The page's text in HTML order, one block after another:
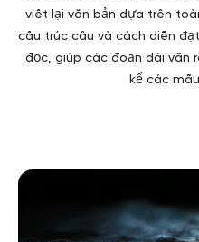
viết lại văn bản dựa trên
cấu trúc câu và cách diễn
đọc, giúp các đoạn dài vẫn
kể các